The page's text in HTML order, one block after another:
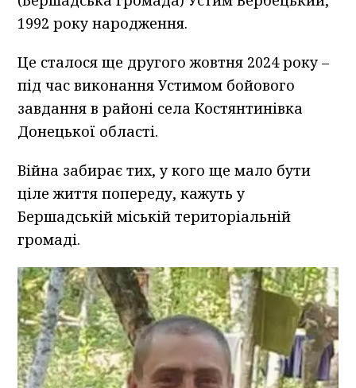
1992 року народження.
Це сталося ще другого жовтня 2024 року –
під час виконання Устимом бойового
завдання в районі села Костянтинівка
Донецької області.
Війна забирає тих, у кого ще мало бути
ціле життя попереду, кажуть у
Бершадській міській територіальній
громаді.